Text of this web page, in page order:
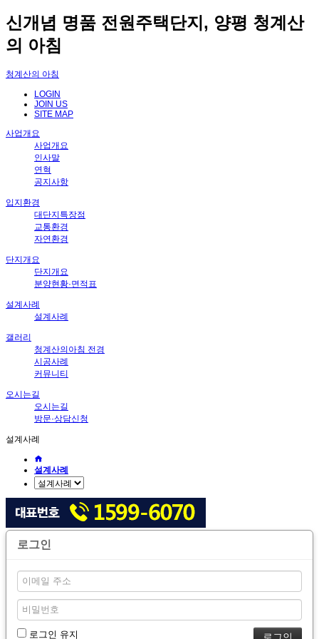
신개념 명품 전원주택단지, 양평 청계산
의 아침
청계산의 아침
LOGIN
JOIN US
SITE MAP
사업개요
사업개요
인사말
연혁
공지사항
입지환경
대단지특장점
교통환경
자연환경
단지개요
단지개요
분양현황·면적표
설계사례
설계사례
갤러리
청계산의아침 전경
시공사례
커뮤니티
오시는길
오시는길
방문·상담신청
설계사례
설계사례
로그인
로그인 유지